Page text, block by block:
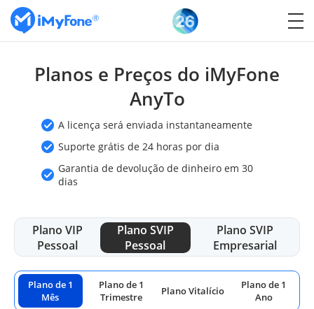
Planos e Preços do iMyFone
AnyTo
A licença será enviada instantaneamente
Suporte grátis de 24 horas por dia
Garantia de devolução de dinheiro em 30
dias
Plano VIP
Pessoal
Plano SVIP
Pessoal
Plano SVIP
Empresarial
Plano de 1
Mês
Plano de 1
Trimestre
Plano Vitalício
Plano de 1
Ano